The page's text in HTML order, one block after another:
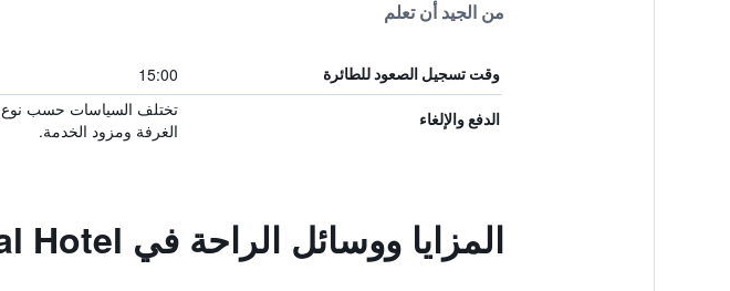
من الجيد أن تعلم
وقت تسجيل الصعود للطائرة 15:00
الدفع والإلغاء
تختلف السياسات حسب نوع
الغرفة ومزود الخدمة.
المزايا ووسائل الراحة في Sannomiya Terminal Hotel